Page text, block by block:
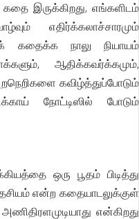
இருக்கிறது, எங்களிடம்
எதிர்க்கலாச்சாரமும்
கதைக்க நாலு நியாயம்
ஆதிக்கவர்க்கமும்,
கவிழ்த்துப்போடும்
நோட்டிஸில் போடும்
ஒரு பூதம் பிடித்து
என்ற கதையாடலுக்குள்
என்கிறது